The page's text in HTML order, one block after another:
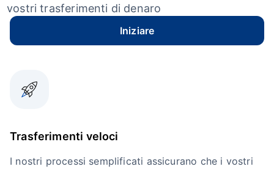
vostri trasferimenti di denaro
Iniziare
Trasferimenti veloci
I nostri processi semplificati assicurano che i vostri